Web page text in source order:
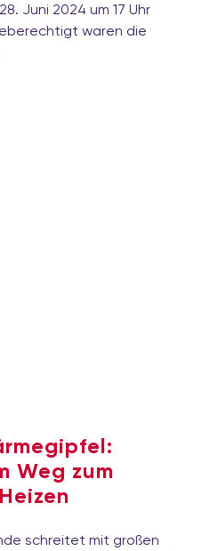
Juni 2024 um 17 Uhr
waren die
Weg zum
schreitet mit großen